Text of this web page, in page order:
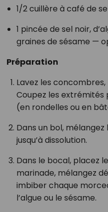
1/2 cuillère à café de
1 pincée de sel noir,
graines de sésame —
Préparation
Lavez les concombres,
Coupez les extrémités
(en rondelles ou en
Dans un bol,
jusqu’à dissolution.
Dans le bocal, placez
marinade, mélangez
imbiber chaque
l’algue ou le sésame.